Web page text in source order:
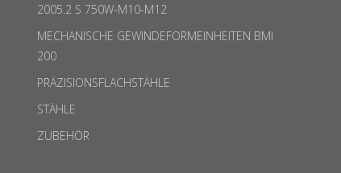
2005.2 S 750W-M10-M12
MECHANISCHE GEWINDEFORMEINHEITEN BMI
200
PRÄZISIONSFLACHSTÄHLE
STÄHLE
ZUBEHÖR